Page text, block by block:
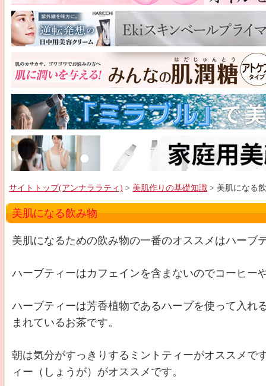
サイトトップ(アンナララティ) > 美肌作りの基礎知識 > 美肌になる
美肌になる飲み物
美肌になるための飲み物の一番のオススメはハーブ
ハーブティーはカフェインを含まないのでコーヒー
ハーブティーは芳香植物であるハーブを使って入れ
まれているお茶です。
朝は気分がすっきりするミントティーがオススメで
ィー（しょうが）がオススメです。